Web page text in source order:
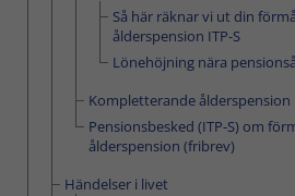
Så här räknar vi ut din
ålderspension ITP-S
Lönehöjning nära
Kompletterande ålderspension
Pensionsbesked (ITP-S) om
ålderspension (fribrev)
Händelser i livet